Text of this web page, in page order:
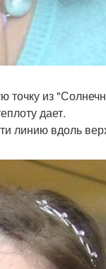
точку из
дает.
вдоль